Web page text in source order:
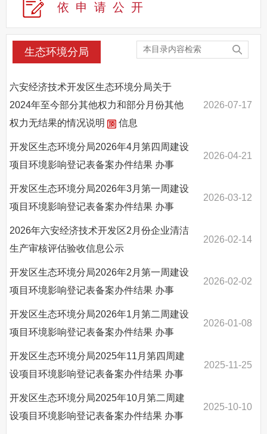
管委重点工作落实
回应关切
监督保障
投资环境
公共资源配置
公共监管信息
依申请公开
双招双引专栏
政府网站工作年度报表
依申请公 开
生态环境分局
六安经济技术开发区生态环境分局关于
2024年至今部分其他权力和部分月份其他
权力无结果的情况说明
信息
2026-07-17
开发区生态环境分局2026年4月第四周建设
项目环境影响登记表备案办件结果 办事
2026-04-21
开发区生态环境分局2026年3月第一周建设
项目环境影响登记表备案办件结果 办事
2026-03-12
2026年六安经济技术开发区2月份企业清洁
生产审核评估验收信息公示
2026-02-14
开发区生态环境分局2026年2月第一周建设
项目环境影响登记表备案办件结果 办事
2026-02-02
开发区生态环境分局2026年1月第二周建设
项目环境影响登记表备案办件结果 办事
2026-01-08
开发区生态环境分局2025年11月第四周建
设项目环境影响登记表备案办件结果 办事
2025-11-25
开发区生态环境分局2025年10月第二周建
设项目环境影响登记表备案办件结果 办事
2025-10-10